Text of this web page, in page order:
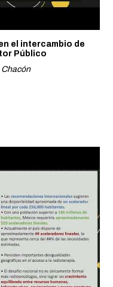
el intercambio de
Público